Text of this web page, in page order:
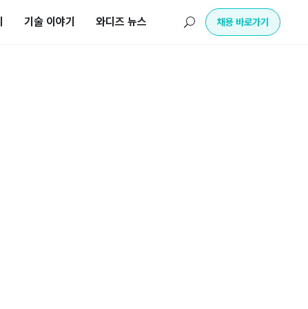
기술 이야기 와디즈 뉴스 U 채용 바로가기